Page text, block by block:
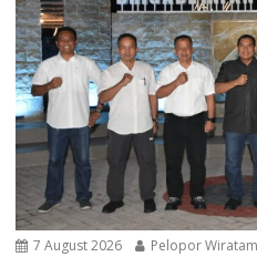
7 August 2026 Pelopor